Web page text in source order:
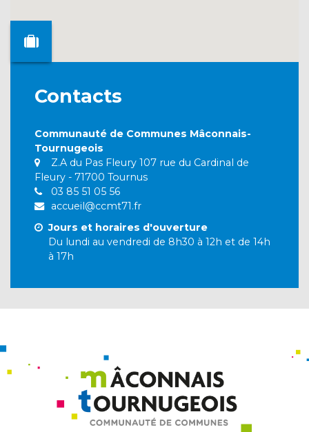
Contacts
Communauté de Communes Mâconnais-
Tournugeois
Z.A du Pas Fleury 107 rue du Cardinal de
Fleury - 71700 Tournus
03 85 51 05 56
accueil@ccmt71.fr
Jours et horaires d'ouverture
Du lundi au vendredi de 8h30 à 12h et de 14h
à 17h